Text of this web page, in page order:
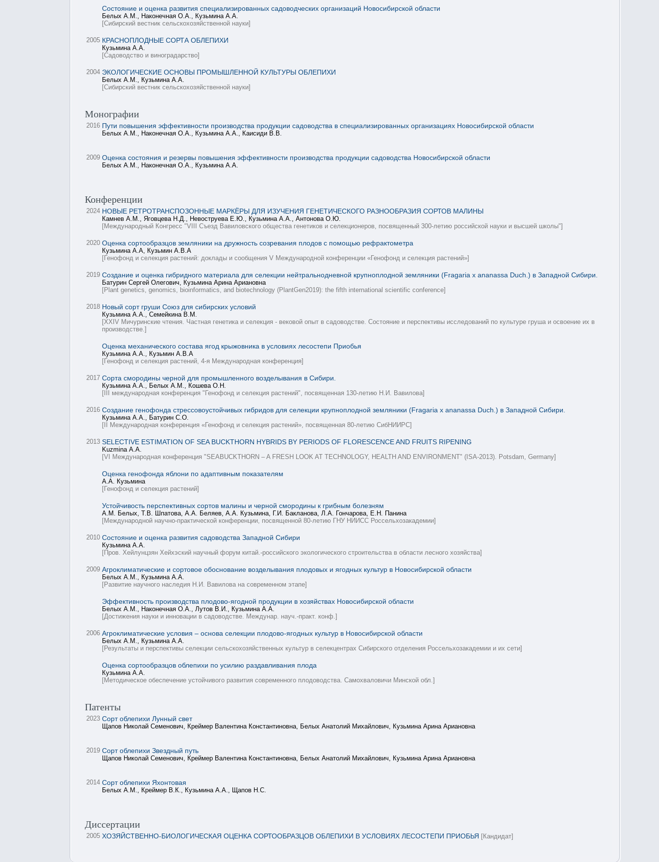
Состояние и оценка развития специализированных садоводческих организаций Новосибирской области
Белых А.М., Наконечная О.А., Кузьмина А.А.
[Сибирский вестник сельскохозяйственной науки]
2005 КРАСНОПЛОДНЫЕ СОРТА ОБЛЕПИХИ
Кузьмина А.А.
[Садоводство и виноградарство]
2004 ЭКОЛОГИЧЕСКИЕ ОСНОВЫ ПРОМЫШЛЕННОЙ КУЛЬТУРЫ ОБЛЕПИХИ
Белых А.М., Кузьмина А.А.
[Сибирский вестник сельскохозяйственной науки]
Монографии
2016 Пути повышения эффективности производства продукции садоводства в специализированных организациях Новосибирской области
Белых А.М., Наконечная О.А., Кузьмина А.А., Каисиди В.В.
2009 Оценка состояния и резервы повышения эффективности производства продукции садоводства Новосибирской области
Белых А.М., Наконечная О.А., Кузьмина А.А.
Конференции
2024 НОВЫЕ РЕТРОТРАНСПОЗОННЫЕ МАРКЁРЫ ДЛЯ ИЗУЧЕНИЯ ГЕНЕТИЧЕСКОГО РАЗНООБРАЗИЯ СОРТОВ МАЛИНЫ
Камнев А.М., Яговцева Н.Д., Невоструева Е.Ю., Кузьмина А.А., Антонова О.Ю.
[Международный Конгресс "VIII Съезд Вавиловского общества генетиков и селекционеров, посвященный 300-летию российской науки и высшей школы"]
2020 Оценка сортообразцов земляники на дружность созревания плодов с помощью рефрактометра
Кузьмина А.А, Кузьмин А.В.А
[Генофонд и селекция растений: доклады и сообщения V Международной конференции «Генофонд и селекция растений»]
2019 Создание и оценка гибридного материала для селекции нейтральнодневной крупноплодной земляники (Fragaria x ananassa Duch.) в Западной Сибири.
Батурин Сергей Олегович, Кузьмина Арина Ариановна
[Plant genetics, genomics, bioinformatics, and biotechnology (PlantGen2019): the fifth international scientific conference]
2018 Новый сорт груши Союз для сибирских условий
Кузьмина А.А., Семейкина В.М.
[XXIV Мичуринские чтения. Частная генетика и селекция - вековой опыт в садоводстве. Состояние и перспективы исследований по культуре груша и освоение их в
производстве.]
Оценка механического состава ягод крыжовника в условиях лесостепи Приобья
Кузьмина А.А., Кузьмин А.В.А
[Генофонд и селекция растений, 4-я Международная конференция]
2017 Сорта смородины черной для промышленного возделывания в Сибири.
Кузьмина А.А., Белых А.М., Кошева О.Н.
[III международная конференция "Генофонд и селекция растений", посвященная 130-летию Н.И. Вавилова]
2016 Создание генофонда стрессовоустойчивых гибридов для селекции крупноплодной земляники (Fragaria х ananassa Duch.) в Западной Сибири.
Кузьмина А.А., Батурин С.О.
[II Международная конференция «Генофонд и селекция растений», посвященная 80-летию СибНИИРС]
2013 SELECTIVE ESTIMATION OF SEA BUCKTHORN HYBRIDS BY PERIODS OF FLORESCENCE AND FRUITS RIPENING
Kuzmina А.А.
[VI Международная конференция "SEABUCKTHORN – A FRESH LOOK AT TECHNOLOGY, HEALTH AND ENVIRONMENT" (ISA-2013). Potsdam, Germany]
Оценка генофонда яблони по адаптивным показателям
А.А. Кузьмина
[Генофонд и селекция растений]
Устойчивость перспективных сортов малины и черной смородины к грибным болезням
А.М. Белых, Т.В. Шпатова, А.А. Беляев, А.А. Кузьмина, Г.И. Бакланова, Л.А. Гончарова, Е.Н. Панина
[Международной научно-практической конференции, посвященной 80-летию ГНУ НИИСС Россельхозакадемии]
2010 Состояние и оценка развития садоводства Западной Сибири
Кузьмина А.А.
[Пров. Хейлунцзян Хейхэский научный форум китай.-российского экологического строительства в области лесного хозяйства]
2009 Агроклиматические и сортовое обоснование возделывания плодовых и ягодных культур в Новосибирской области
Белых А.М., Кузьмина А.А.
[Развитие научного наследия Н.И. Вавилова на современном этапе]
Эффективность производства плодово-ягодной продукции в хозяйствах Новосибирской области
Белых А.М., Наконечная О.А., Лутов В.И., Кузьмина А.А.
[Достижения науки и инновации в садоводстве. Междунар. науч.-практ. конф.]
2006 Агроклиматические условия – основа селекции плодово-ягодных культур в Новосибирской области
Белых А.М., Кузьмина А.А.
[Результаты и перспективы селекции сельскохозяйственных культур в селекцентрах Сибирского отделения Россельхозакадемии и их сети]
Оценка сортообразцов облепихи по усилию раздавливания плода
Кузьмина А.А.
[Методическое обеспечение устойчивого развития современного плодоводства. Самохваловичи Минской обл.]
Патенты
2023 Сорт облепихи Лунный свет
Щапов Николай Семенович, Креймер Валентина Константиновна, Белых Анатолий Михайлович, Кузьмина Арина Ариановна
2019 Сорт облепихи Звездный путь
Щапов Николай Семенович, Креймер Валентина Константиновна, Белых Анатолий Михайлович, Кузьмина Арина Ариановна
2014 Сорт облепихи Яхонтовая
Белых А.М., Креймер В.К., Кузьмина А.А., Щапов Н.С.
Диссертации
2005 ХОЗЯЙСТВЕННО-БИОЛОГИЧЕСКАЯ ОЦЕНКА СОРТООБРАЗЦОВ ОБЛЕПИХИ В УСЛОВИЯХ ЛЕСОСТЕПИ ПРИОБЬЯ [Кандидат]